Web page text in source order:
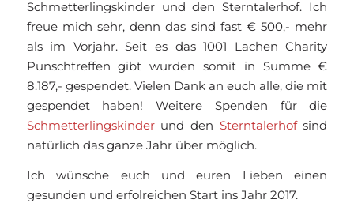
Schmetterlingskinder und den Sterntalerhof. Ich
freue mich sehr, denn das sind fast € 500,- mehr
als im Vorjahr. Seit es das 1001 Lachen Charity
Punschtreffen gibt wurden somit in Summe €
8.187,- gespendet. Vielen Dank an euch alle, die mit
gespendet haben! Weitere Spenden für die
Schmetterlingskinderund den Sterntalerhofsind
natürlich das ganze Jahr über möglich.
Ich wünsche euch und euren Lieben einen
gesunden und erfolreichen Start ins Jahr 2017.